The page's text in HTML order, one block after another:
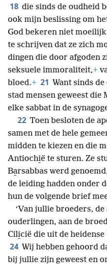
18 die sinds de oudheid
ook mijn beslissing om
God bekeren niet
te schrijven dat ze zich
dingen die door afgoden
seksuele immoraliteit,+
bloed.+ 21 Want sinds
stad mensen geweest die
elke sabbat in de
22 Toen besloten de
samen met de hele
midden te kiezen en die
Antiochi̱ë te sturen. Ze
Ba̱rsabbas werd
de leiding hadden onder
hun de volgende brief
‘Van jullie broeders, de
ouderlingen, aan de
Cili̱cië die uit de heidense
24 Wij hebben gehoord
bij jullie zijn geweest en